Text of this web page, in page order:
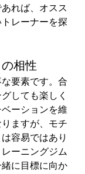
れば、オスス
レーナーを探
相性
要素です。合
しても楽しく
ーションを維
ますが、モチ
容易ではあり
ーニングジム
に目標に向か